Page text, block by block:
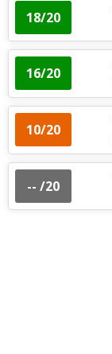
18/20
16/20
10/20
-- /20